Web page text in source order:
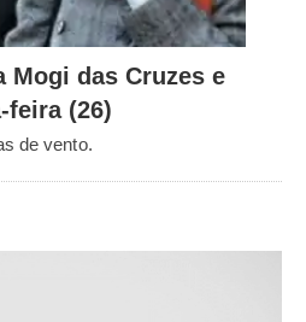
Mogi das Cruzes e
feira (26)
de vento.